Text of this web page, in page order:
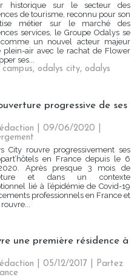
historique sur le secteur des
de tourisme, reconnu pour son
métier sur le marché des
services, le Groupe Odalys se
un nouvel acteur majeur
air avec le rachat de Flower
ses...
, odalys city, odalys
progressive de ses
| 09/06/2020
City rouvre progressivement ses
en France depuis le 6
Après presque 3 mois de
et dans un contexte
lié à l’épidémie de Covid-19
professionnels en France et
une première résidence à
| 05/12/2017
Partez